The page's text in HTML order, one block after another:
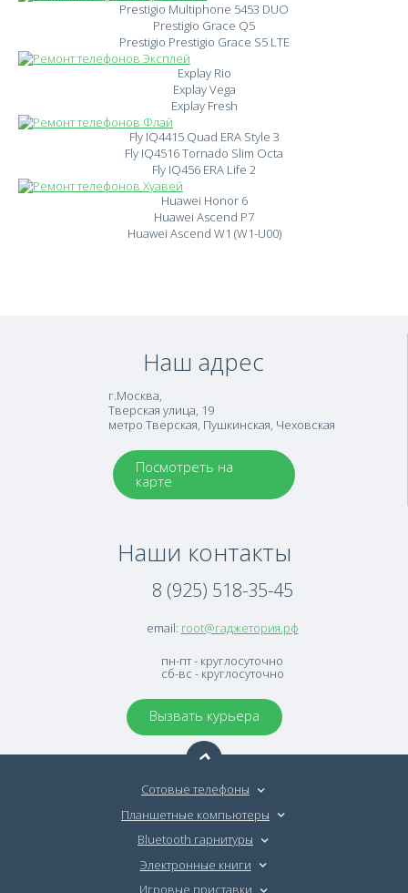
Prestigio Multiphone 5453 DUO
Prestigio Grace Q5
Prestigio Prestigio Grace S5 LTE
Explay Rio
Explay Vega
Explay Fresh
Fly IQ4415 Quad ERA Style 3
Fly IQ4516 Tornado Slim Octa
Fly IQ456 ERA Life 2
Huawei Honor 6
Huawei Ascend P7
Huawei Ascend W1 (W1-U00)
Наш адрес
г.Москва,
Тверская улица, 19
метро Тверская, Пушкинская, Чеховская
Посмотреть на
карте
Наши контакты
8 (925) 518-35-45
email: root@гаджетория.рф
пн-пт - круглосуточно
сб-вс - круглосуточно
Вызвать курьера
Сотовые телефоны
Планшетные компьютеры
Bluetooth гарнитуры
Электронные книги
Игровые приставки